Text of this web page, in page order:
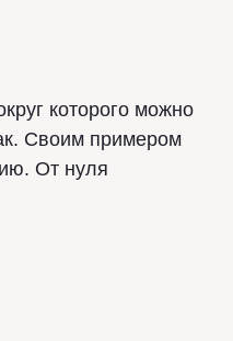
которого можно
Своим примером
От нуля